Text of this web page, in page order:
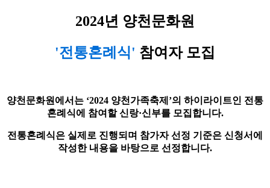
2024년 양천문화원
'전통혼례식' 참여자 모집
양천문화원에서는 ‘2024 양천가족축제 ’의 하이라이트인 전통
혼례식에 참여할 신랑·신부를 모집합니다.
전통혼례식은 실제로 진행되며 참가자 선정 기준은 신청서에
작성한 내용을 바탕으로 선정합니다.